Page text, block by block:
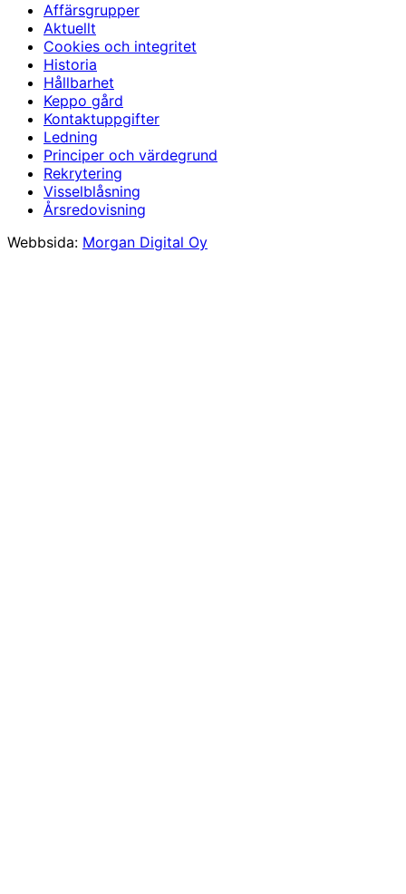
Affärsgrupper
Aktuellt
Cookies och integritet
Historia
Hållbarhet
Keppo gård
Kontaktuppgifter
Ledning
Principer och värdegrund
Rekrytering
Visselblåsning
Årsredovisning
Webbsida: Morgan Digital Oy